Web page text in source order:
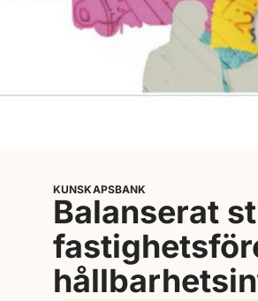
KUNSKAPSBANK
Balanserat